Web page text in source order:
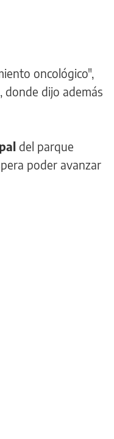
oncológico",
, donde dijo además
del parque
poder avanzar